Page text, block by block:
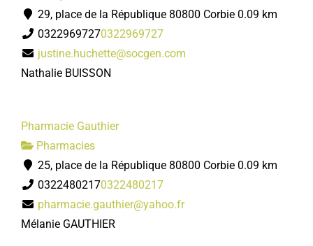
29, place de la République 80800 Corbie 0.09 km
03229697270322969727
justine.huchette@socgen.com
Nathalie BUISSON
Pharmacie Gauthier
Pharmacies
25, place de la République 80800 Corbie 0.09 km
03224802170322480217
pharmacie.gauthier@yahoo.fr
Mélanie GAUTHIER